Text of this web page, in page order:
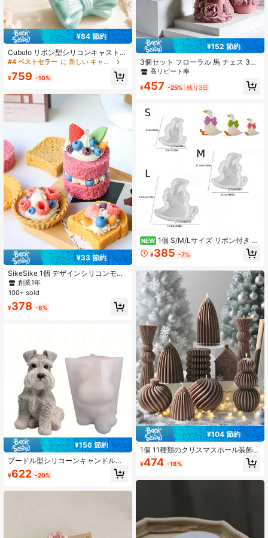
¥84 節約
Cubulo リボン型シリコンキャストモ
ールド、柔軟なエポキシセメントプ
トモールド、小物入れ、キー収納ト
ミニ多肉植物プランター、ガーリー
なテーブルトップデコレーション、
ハロウィン、クリスマス、ハンドメ
#4 ベストセラー に 新しい キャンドル型
¥759 -10%
¥33 節約
SikeSike 1個 デザインシリコンモー
ルド、DIY用シンプルシェイプシリコ
ンモールド
創業1年
100+ sold
¥378 -8%
¥156 節約
プードル型シリコーンキャンドル作
りモールド、柔らかく簡単に取り外
せる、プラスター、樹脂、石鹸作
¥622 -20%
¥152 節約
3個セット フローラル 馬 チェス 3D
シリコーンモールド、キャンドルモ
モールド、多目的 - キャンドル、プ
コレーション、ホリデーギフト、ハ
ンドメイドクラフトの製作に。一体
成型、柔軟で簡単に洗える、再利用
高リピート率
¥457 -25% 残り3日
NEW 1個 S/M/Lサイズ リボン付き 白
ガチョウ アロマテラピー石膏キャン
ドルデコレーション シリコンモール
脂モールド、ハンドメイドクラフ
ト、装飾オーナメント作り、ギフト
作りに最適
¥385 -7%
¥104 節約
1個 11種類のクリスマスホール装飾
用シリンダー型ストライプキャンド
ルモールド、耐熱性、柔軟で簡単に
¥474 -18%